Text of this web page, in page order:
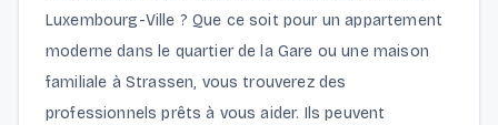
Luxembourg-Ville ? Que ce soit pour un appartement
moderne dans le quartier de la Gare ou une maison
familiale à Strassen, vous trouverez des
professionnels prêts à vous aider. Ils peuvent